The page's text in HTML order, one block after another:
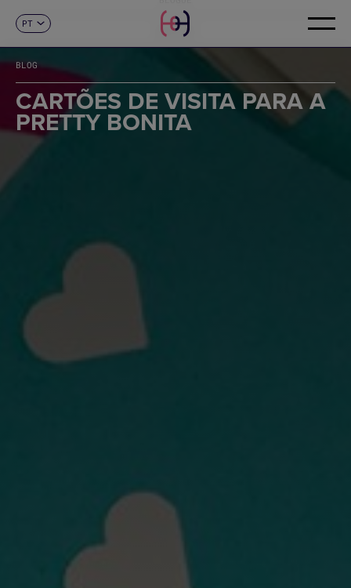
EN
FR
DE
IT
PT
CONTACTO
BLOG
CARTÕES DE VISITA PARA A
PRETTY BONITA